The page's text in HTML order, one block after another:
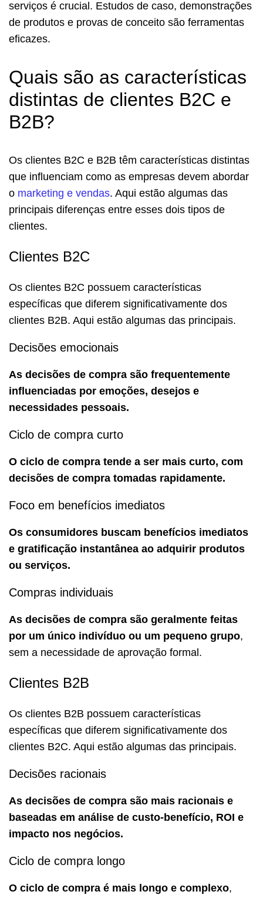
serviços é crucial. Estudos de caso, demonstrações
de produtos e provas de conceito são ferramentas
eficazes.
Quais são as características
distintas de clientes B2C e
B2B?
Os clientes B2C e B2B têm características distintas
que influenciam como as empresas devem abordar
o marketing e vendas. Aqui estão algumas das
principais diferenças entre esses dois tipos de
clientes.
Clientes B2C
Os clientes B2C possuem características
específicas que diferem significativamente dos
clientes B2B. Aqui estão algumas das principais.
Decisões emocionais
As decisões de compra são frequentemente
influenciadas por emoções, desejos e
necessidades pessoais.
Ciclo de compra curto
O ciclo de compra tende a ser mais curto, com
decisões de compra tomadas rapidamente.
Foco em benefícios imediatos
Os consumidores buscam benefícios imediatos
e gratificação instantânea ao adquirir produtos
ou serviços.
Compras individuais
As decisões de compra são geralmente feitas
por um único indivíduo ou um pequeno grupo,
sem a necessidade de aprovação formal.
Clientes B2B
Os clientes B2B possuem características
específicas que diferem significativamente dos
clientes B2C. Aqui estão algumas das principais.
Decisões racionais
As decisões de compra são mais racionais e
baseadas em análise de custo-benefício, ROI e
impacto nos negócios.
Ciclo de compra longo
O ciclo de compra é mais longo e complexo,